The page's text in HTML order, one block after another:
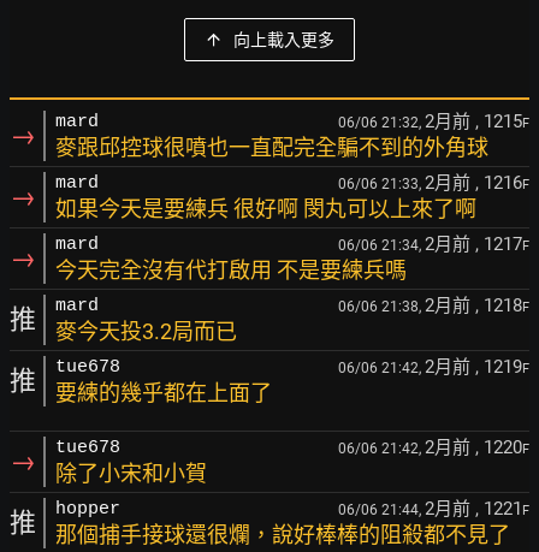
向上載入更多
→ mard 06/06 21:32, 2月前 , 1215F
麥跟邱控球很噴也一直配完全騙不到的外角球
→ mard 06/06 21:33, 2月前 , 1216F
如果今天是要練兵 很好啊 閔丸可以上來了啊
→ mard 06/06 21:34, 2月前 , 1217F
今天完全沒有代打啟用 不是要練兵嗎
推 mard 06/06 21:38, 2月前 , 1218F
麥今天投3.2局而已
推 tue678 06/06 21:42, 2月前 , 1219F
要練的幾乎都在上面了
→ tue678 06/06 21:42, 2月前 , 1220F
除了小宋和小賀
推 hopper 06/06 21:44, 2月前 , 1221 F
那個捕手接球還很爛，說好棒棒的阻殺都不見了